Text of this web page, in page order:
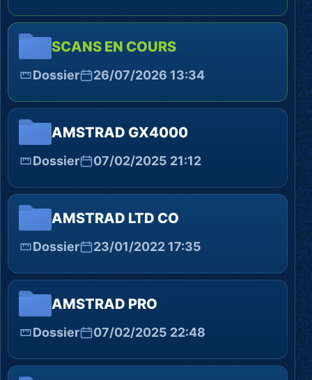
SCANS EN COURS
Dossier 26/07/2026 13:34
AMSTRAD GX4000
Dossier 07/02/2025 21:12
AMSTRAD LTD CO
Dossier 23/01/2022 17:35
AMSTRAD PRO
Dossier 07/02/2025 22:48